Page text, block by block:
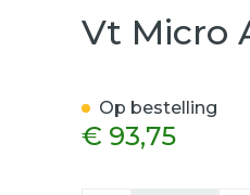
Short Kant
Vt Micro
€ 93,75
Op bestelling